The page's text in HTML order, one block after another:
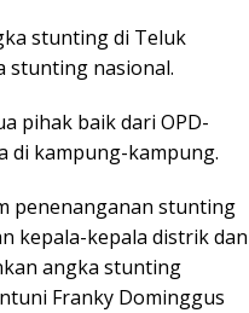
stunting di Teluk
stunting nasional.
pihak baik dari OPD-
di kampung-kampung.
penenanganan stunting
kepala-kepala distrik dan
angka stunting
Franky Dominggus